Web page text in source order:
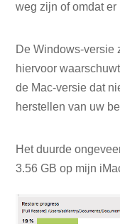
weg zijn of omdat
De Windows-versie
hiervoor
de Mac-versie dat
herstellen van uw
Het duurde
3.56 GB op mijn